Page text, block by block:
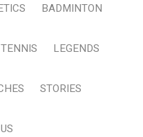
BADMINTON
TENNIS LEGENDS
STORIES